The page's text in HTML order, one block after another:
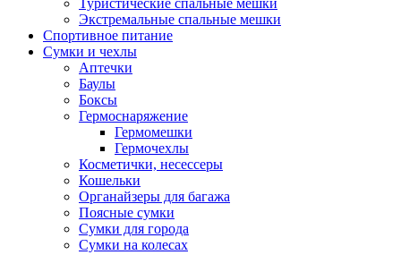
Туристические спальные мешки
Экстремальные спальные мешки
Спортивное питание
Сумки и чехлы
Аптечки
Баулы
Боксы
Гермоснаряжение
Гермомешки
Гермочехлы
Косметички, несессеры
Кошельки
Органайзеры для багажа
Поясные сумки
Сумки для города
Сумки на колесах